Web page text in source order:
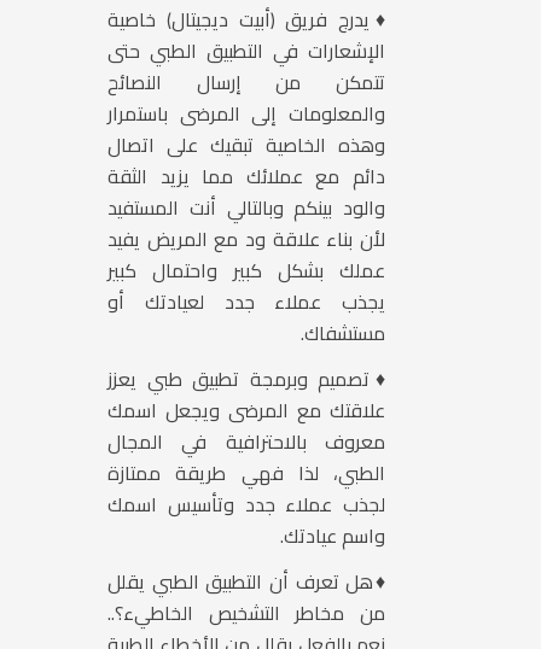
♦يدرج فريق (أبيت ديجيتال) خاصية
الإشعارات في التطبيق الطبي حتى
تتمكن من إرسال النصائح
والمعلومات إلى المرضى باستمرار
وهذه الخاصية تبقيك على اتصال
دائم مع عملائك مما يزيد الثقة
والود بينكم وبالتالي أنت المستفيد
لأن بناء علاقة ود مع المريض يفيد
عملك بشكل كبير واحتمال كبير
يجذب عملاء جدد لعيادتك أو
مستشفاك.
♦تصميم وبرمجة تطبيق طبي يعزز
علاقتك مع المرضى ويجعل اسمك
معروف بالاحترافية في المجال
الطبي، لذا فهي طريقة ممتازة
لجذب عملاء جدد وتأسيس اسمك
واسم عيادتك.
♦هل تعرف أن التطبيق الطبي يقلل
من مخاطر التشخيص الخاطيء؟..